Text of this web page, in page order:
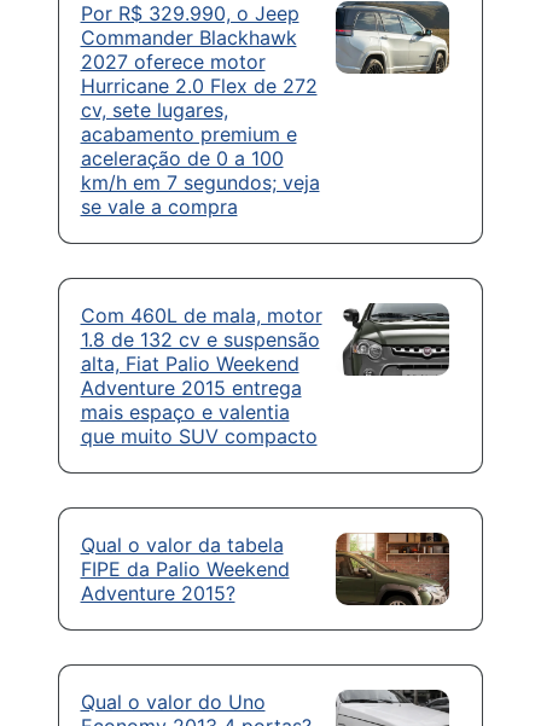
Por R$ 329.990, o Jeep
Commander Blackhawk
2027 oferece motor
Hurricane 2.0 Flex de 272
cv, sete lugares,
acabamento premium e
aceleração de 0 a 100
km/h em 7 segundos; veja
se vale a compra
Com 460L de mala, motor
1.8 de 132 cv e suspensão
alta, Fiat Palio Weekend
Adventure 2015 entrega
mais espaço e valentia
que muito SUV compacto
Qual o valor da tabela
FIPE da Palio Weekend
Adventure 2015?
Qual o valor do Uno